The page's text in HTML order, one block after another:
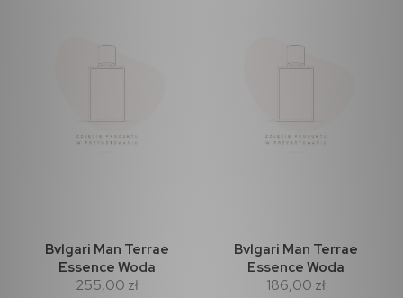
Bvlgari Man Terrae
Essence Woda
Perfumowana 100ml
255,00 zł
Bvlgari Man Terrae
Essence Woda
Perfumowana 60ml
186,00 zł